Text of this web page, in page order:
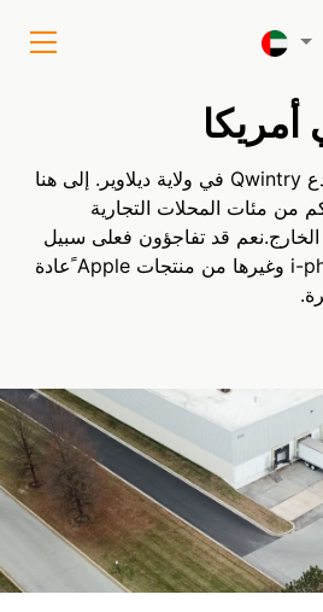
أهلاً وسهلاً بكم في مستودع Qwintry في ولاية ديلاوير. إلى هنا
من مئات المحلات التجارية
الخارج.نعم قد تفاجؤون فعلى سبيل
المثال كل أجهزة ال i-phone وغيرها من منتجات Apple ًعادة